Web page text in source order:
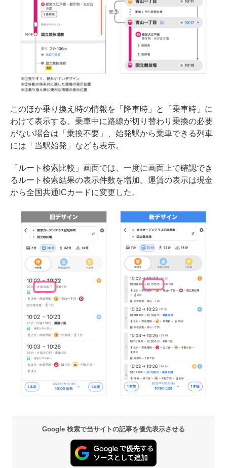
このほか乗り換え時の情報を「降車時」と「乗車時」に
わけて表示する。乗車中に路線が切り替わり乗換の必要
がない場合は「乗換不要」、始発駅から乗車できる列車
には「当駅始発」なども表示。
「ルート検索比較」画面では、一度に画面上で確認でき
るルート検索結果の表示件数を増加。運賃の表示は現金
から全国共通ICカードに変更した。
Google 検索で当サイトの記事を優先表示させる